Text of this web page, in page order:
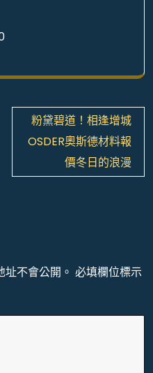
粉黛碧道！相逢增城
OSDER奧斯德材料報
價冬日的浪漫
不會公開。 必填欄位標示